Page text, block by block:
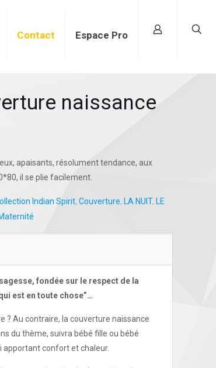
Contact Espace Pro
naissance
apaisants, résolument tendance, aux
il se plie facilement.
Indian Spirit, Couverture, LA NUIT, LE
fondée sur le respect de la
est en toute chose”…
? Au contraire, la couverture naissance
du thème, suivra bébé fille ou bébé
apportant confort et chaleur.